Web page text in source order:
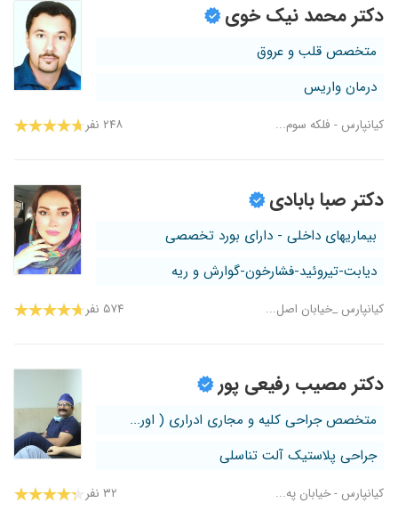
دکتر محمد نیک خوی
متخصص قلب و عروق
درمان واریس
کیانپارس - فلکه سوم... ۲۴۸ نفر
دکتر صبا بابادی
بیماریهای داخلی - دارای بورد تخصصی
دیابت-تیروئید-فشارخون-گوارش و ریه
کیانپارس _خیابان اصل... ۵۷۴ نفر
دکتر مصیب رفیعی پور
متخصص جراحی کلیه و مجاری ادراری ( اور...
جراحی پلاستیک آلت تناسلی
کیانپارس - خیابان په... ۳۲ نفر